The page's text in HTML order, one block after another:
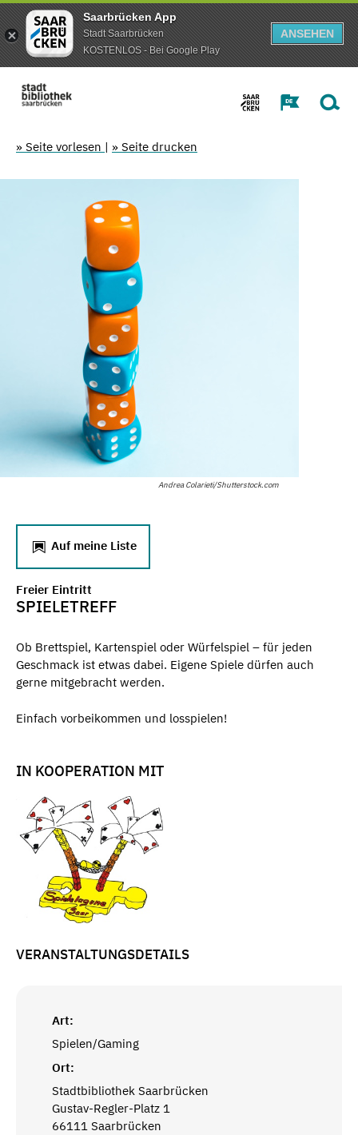
Saarbrücken App
Stadt Saarbrücken
KOSTENLOS - Bei Google Play
ANSEHEN
» Seite vorlesen | » Seite drucken
Andrea Colarieti/Shutterstock.com
Auf meine Liste
Freier Eintritt
SPIELETREFF
Ob Brettspiel, Kartenspiel oder Würfelspiel – für jeden
Geschmack ist etwas dabei. Eigene Spiele dürfen auch
gerne mitgebracht werden.
Einfach vorbeikommen und losspielen!
IN KOOPERATION MIT
VERANSTALTUNGSDETAILS
Art:
Spielen/Gaming
Ort:
Stadtbibliothek Saarbrücken
Gustav-Regler-Platz 1
66111 Saarbrücken